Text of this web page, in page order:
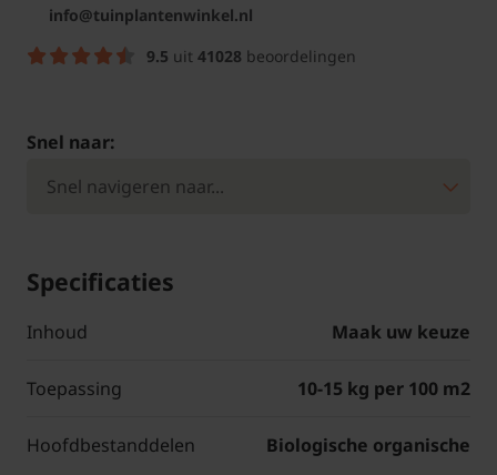
info@tuinplantenwinkel.nl
9.5 uit 41028 beoordelingen
Snel naar:
Specificaties
Inhoud Maak uw keuze
Toepassing 10-15 kg per 100 m2
Hoofdbestanddelen Biologische organische